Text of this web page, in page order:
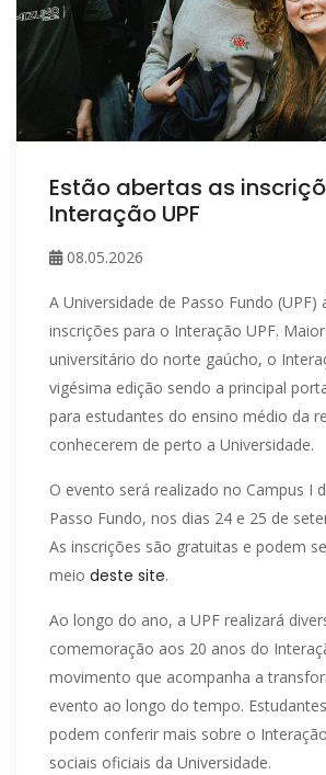
Estão abertas as
Interação UPF
08.05.2026
A Universidade de Passo Fundo (UPF)
inscrições para o Interação UPF.
universitário do norte gaúcho, o
vigésima edição sendo a principal
para estudantes do ensino médio da
conhecerem de perto a Universidade.
O evento será realizado no Campus I
Passo Fundo, nos dias 24 e 25 de
As inscrições são gratuitas e podem
meio deste site.
Ao longo do ano, a UPF realizará
comemoração aos 20 anos do
movimento que acompanha a
evento ao longo do tempo.
podem conferir mais sobre o
sociais oficiais da Universidade.